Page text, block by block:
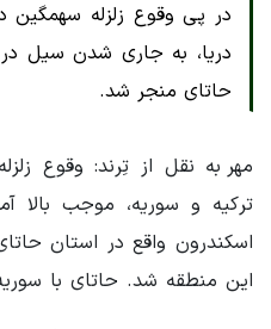
در پی وقوع زلزله سهمگین
دریا، به جاری شدن سیل
حاتای منجر شد.
ترکیه و سوریه، موجب
اسکندرون واقع در استان
این منطقه شد. حاتای با